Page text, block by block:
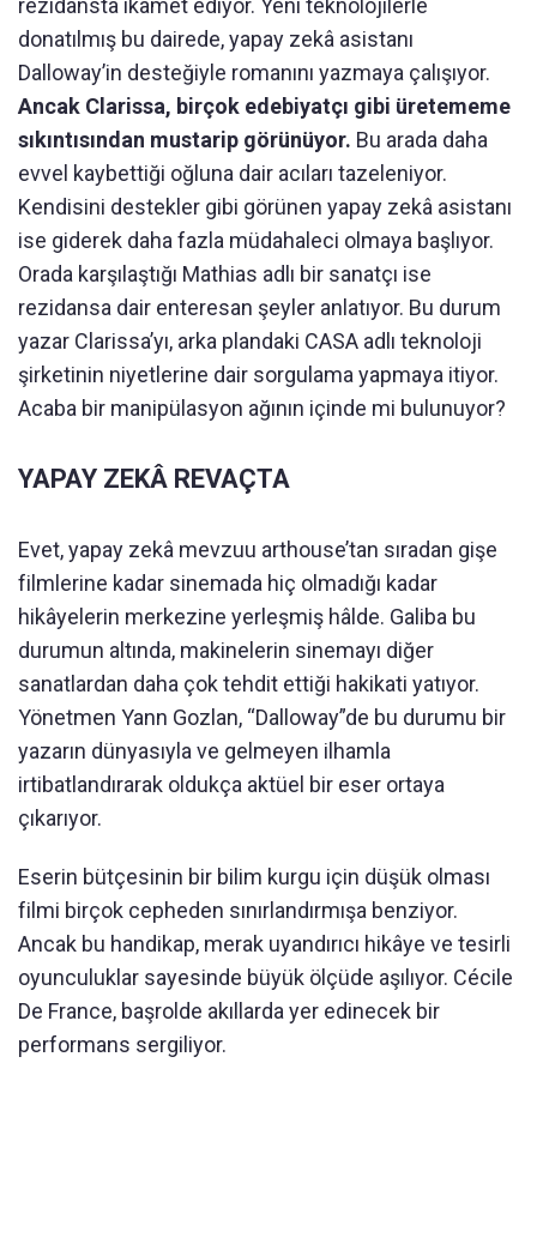
rezidansta ikamet ediyor. Yeni teknolojilerle
donatılmış bu dairede, yapay zekâ asistanı
Dalloway’in desteğiyle romanını yazmaya çalışıyor.
Ancak Clarissa, birçok edebiyatçı gibi üretememe
sıkıntısından mustarip görünüyor. Bu arada daha
evvel kaybettiği oğluna dair acıları tazeleniyor.
Kendisini destekler gibi görünen yapay zekâ asistanı
ise giderek daha fazla müdahaleci olmaya başlıyor.
Orada karşılaştığı Mathias adlı bir sanatçı ise
rezidansa dair enteresan şeyler anlatıyor. Bu durum
yazar Clarissa’yı, arka plandaki CASA adlı teknoloji
şirketinin niyetlerine dair sorgulama yapmaya itiyor.
Acaba bir manipülasyon ağının içinde mi bulunuyor?
YAPAY ZEKÂ REVAÇTA
Evet, yapay zekâ mevzuu arthouse’tan sıradan gişe
filmlerine kadar sinemada hiç olmadığı kadar
hikâyelerin merkezine yerleşmiş hâlde. Galiba bu
durumun altında, makinelerin sinemayı diğer
sanatlardan daha çok tehdit ettiği hakikati yatıyor.
Yönetmen Yann Gozlan, “Dalloway”de bu durumu bir
yazarın dünyasıyla ve gelmeyen ilhamla
irtibatlandırarak oldukça aktüel bir eser ortaya
çıkarıyor.
Eserin bütçesinin bir bilim kurgu için düşük olması
filmi birçok cepheden sınırlandırmışa benziyor.
Ancak bu handikap, merak uyandırıcı hikâye ve tesirli
oyunculuklar sayesinde büyük ölçüde aşılıyor. Cécile
De France, başrolde akıllarda yer edinecek bir
performans sergiliyor.